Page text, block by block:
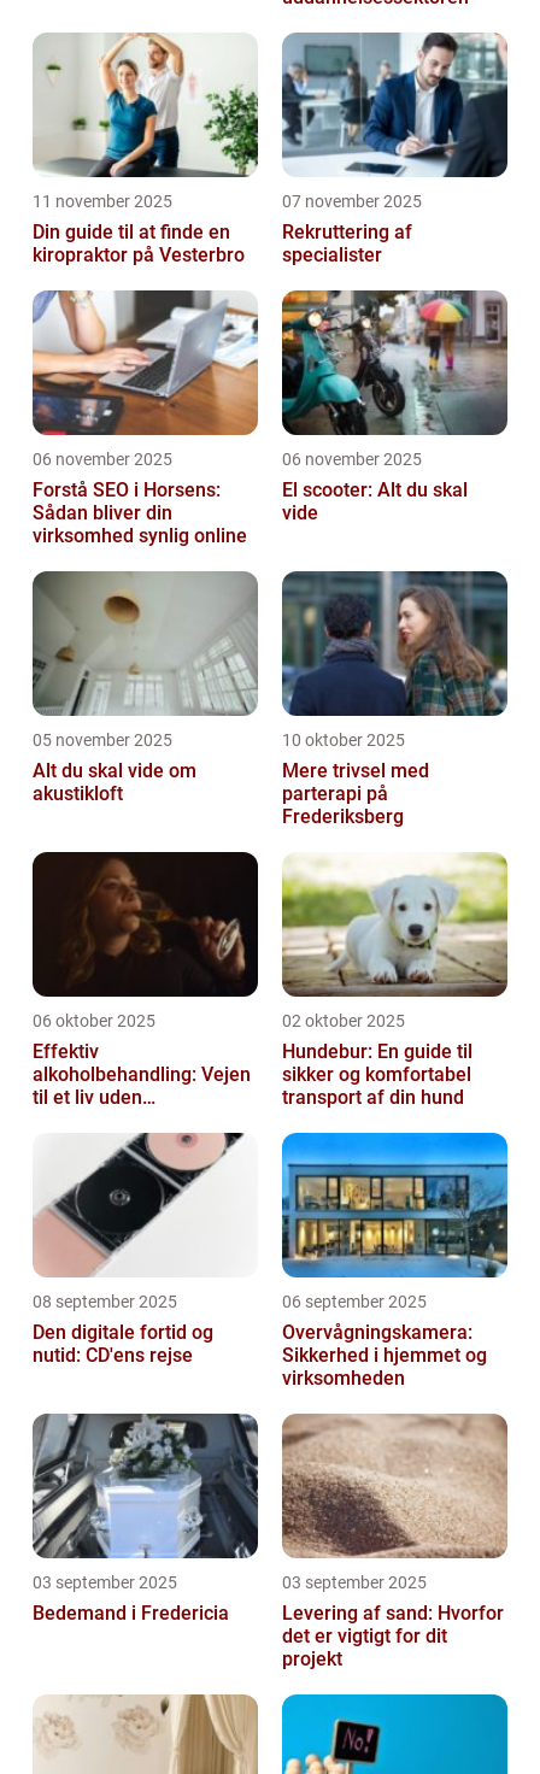
11 november 2025
Din guide til at finde en
kiropraktor på Vesterbro
07 november 2025
Rekruttering af
specialister
06 november 2025
Forstå SEO i Horsens:
Sådan bliver din
virksomhed synlig online
06 november 2025
El scooter: Alt du skal
vide
05 november 2025
Alt du skal vide om
akustikloft
10 oktober 2025
Mere trivsel med
parterapi på
Frederiksberg
06 oktober 2025
Effektiv
alkoholbehandling: Vejen
til et liv uden
02 oktober 2025
Hundebur: En guide til
sikker og komfortabel
transport af din hund
08 september 2025
Den digitale fortid og
nutid: CD'ens rejse
06 september 2025
Overvågningskamera:
Sikkerhed i hjemmet og
virksomheden
03 september 2025
Bedemand i Fredericia
03 september 2025
Levering af sand: Hvorfor
det er vigtigt for dit
projekt